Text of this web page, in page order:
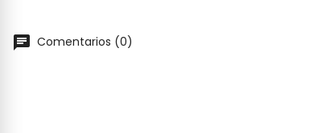
Comentarios (0)